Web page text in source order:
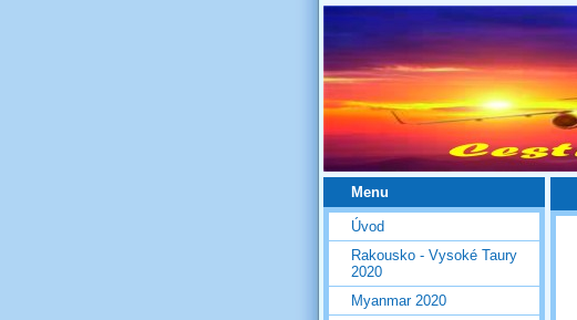
Menu
Úvod
Rakousko - Vysoké Taury
2020
Myanmar 2020